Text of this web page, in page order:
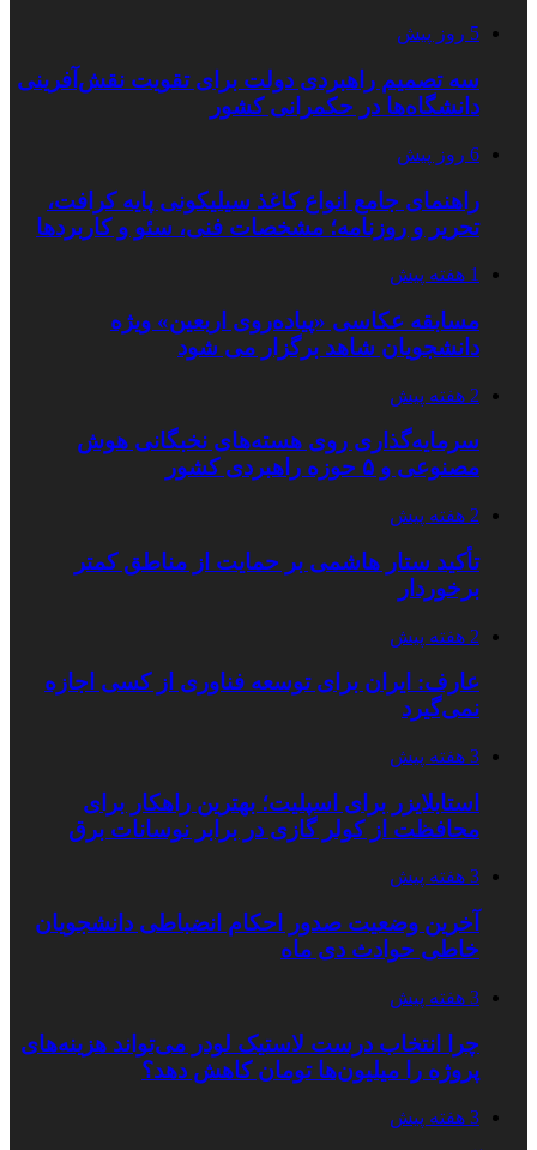
5 روز پیش
سه تصمیم راهبردی دولت برای تقویت نقش‌آفرینی
دانشگاه‌ها در حکمرانی کشور
6 روز پیش
راهنمای جامع انواع کاغذ سیلیکونی پایه کرافت،
تحریر و روزنامه؛ مشخصات فنی، سئو و کاربردها
1 هفته پیش
مسابقه عکاسی «پیاده‌روی اربعین» ویژه
دانشجویان شاهد برگزار می شود
2 هفته پیش
سرمایه‌گذاری روی هسته‌های نخبگانی هوش
مصنوعی و ۵ حوزه راهبردی کشور
2 هفته پیش
تأکید ستار هاشمی بر حمایت از مناطق کمتر
برخوردار
2 هفته پیش
عارف: ایران برای توسعه فناوری از کسی اجازه
نمی‌گیرد
3 هفته پیش
استابلایزر برای اسپلیت؛ بهترین راهکار برای
محافظت از کولر گازی در برابر نوسانات برق
3 هفته پیش
آخرین وضعیت صدور احکام انضباطی دانشجویان
خاطی حوادث دی ماه
3 هفته پیش
چرا انتخاب درست لاستیک لودر می‌تواند هزینه‌های
پروژه را میلیون‌ها تومان کاهش دهد؟
3 هفته پیش